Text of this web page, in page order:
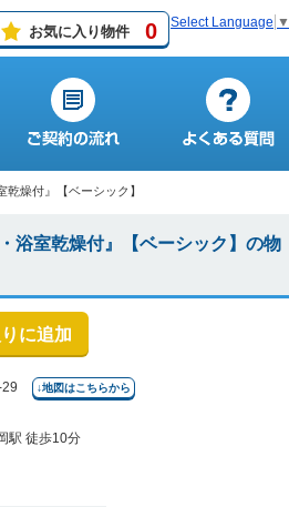
お気に入り物件 0 Select Language ▼
燥付』【ベーシック】
浴室乾燥付』【ベーシック】の物
に追加
↓地図はこちらから
駅 徒歩10分